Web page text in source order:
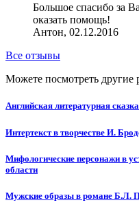
Большое спасибо за
оказать помощь!
Антон, 02.12.2016
Все отзывы
Можете посмотреть другие
Английская литературная
Интертекст в творчестве И.
Мифологические персонажи в
области
Мужские образы в романе Б.Л.